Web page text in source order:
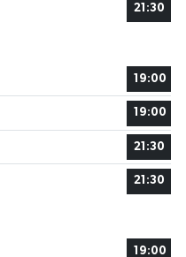
21:30
19:00
19:00
21:30
21:30
19:00